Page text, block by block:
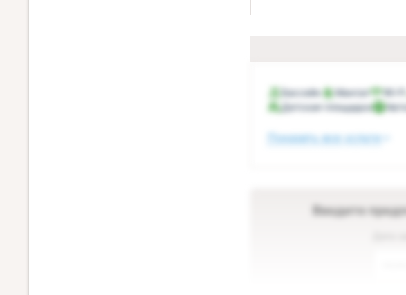
Бассейн Мангал Wi-Fi
Детская площадка
Показать все услуги
Введите